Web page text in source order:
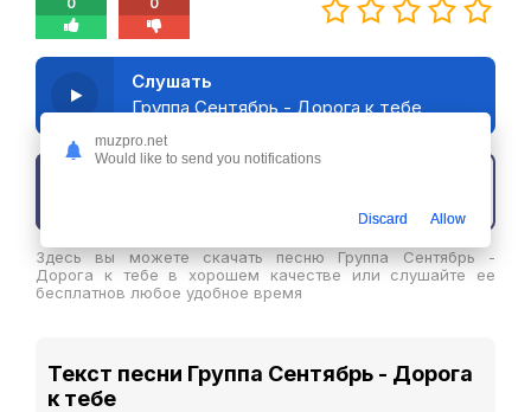
Слушать
Группа Сентябрь - Дорога к тебе
Здесь вы можете скачать песню Группа Сентябрь -
Дорога к тебе в хорошем качестве или слушайте ее
бесплатнов любое удобное время
Текст песни Группа Сентябрь - Дорога
к тебе
muzpro.net
Would like to send you notifications
Discard Allow